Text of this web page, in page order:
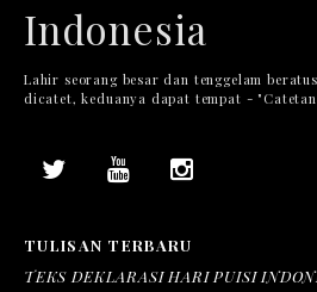
Indonesia
Lahir seorang besar dan tenggelam
dicatet, keduanya dapat tempat -
TULISAN TERBARU
TEKS DEKLARASI HARI PUISI